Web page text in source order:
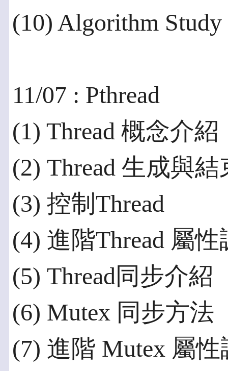
(10) Algorithm Study
11/07 : Pthread
(1) Thread 概念介紹
(2) Thread 生成與結
(3) 控制Thread
(4) 進階Thread 屬性
(5) Thread同步介紹
(6) Mutex 同步方法
(7) 進階 Mutex 屬性